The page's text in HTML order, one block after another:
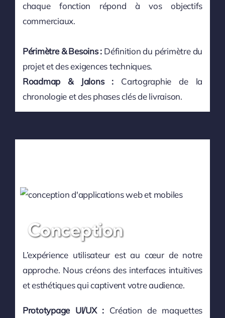
chaque fonction répond à vos objectifs
commerciaux.
Périmètre & Besoins : Définition du périmètre du
projet et des exigences techniques.
Roadmap & Jalons : Cartographie de la
chronologie et des phases clés de livraison.
Conception
L’expérience utilisateur est au cœur de notre
approche. Nous créons des interfaces intuitives
et esthétiques qui captivent votre audience.
Prototypage UI/UX :Création de maquettes